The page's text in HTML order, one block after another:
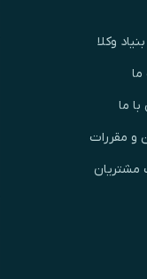
وکلا
ما
ما
و مقررات
مشتریان